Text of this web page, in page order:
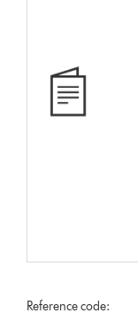
Reference code: